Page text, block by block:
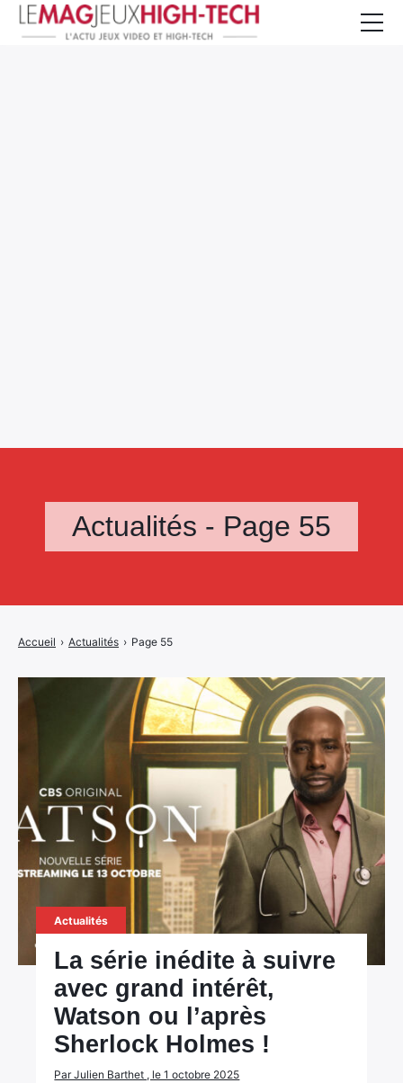
Actualités - Page 55
Accueil › Actualités › Page 55
Actualités
La série inédite à suivre
avec grand intérêt,
Watson ou l’après
Sherlock Holmes !
Par Julien Barthet , le 1 octobre 2025